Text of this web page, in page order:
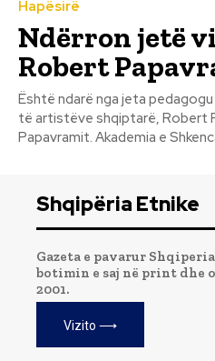
Hapësirë
Ndërron jetë
Robert
Është ndarë nga jeta
të artistëve shqiptarë, Robert
Papavramit. Akademia e
Shqipëria Etnike
Gazeta e pavarur
botimin e saj në print dhe
2001.
Vizito ⟶